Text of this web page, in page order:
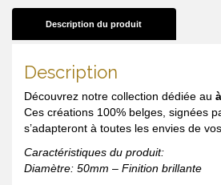
Description du produit
Description
Découvrez notre collection dédiée au
Ces créations 100% belges, signées
s’adapteront à toutes les envies de
Caractéristiques du produit:
Diamètre: 50mm – Finition brillante